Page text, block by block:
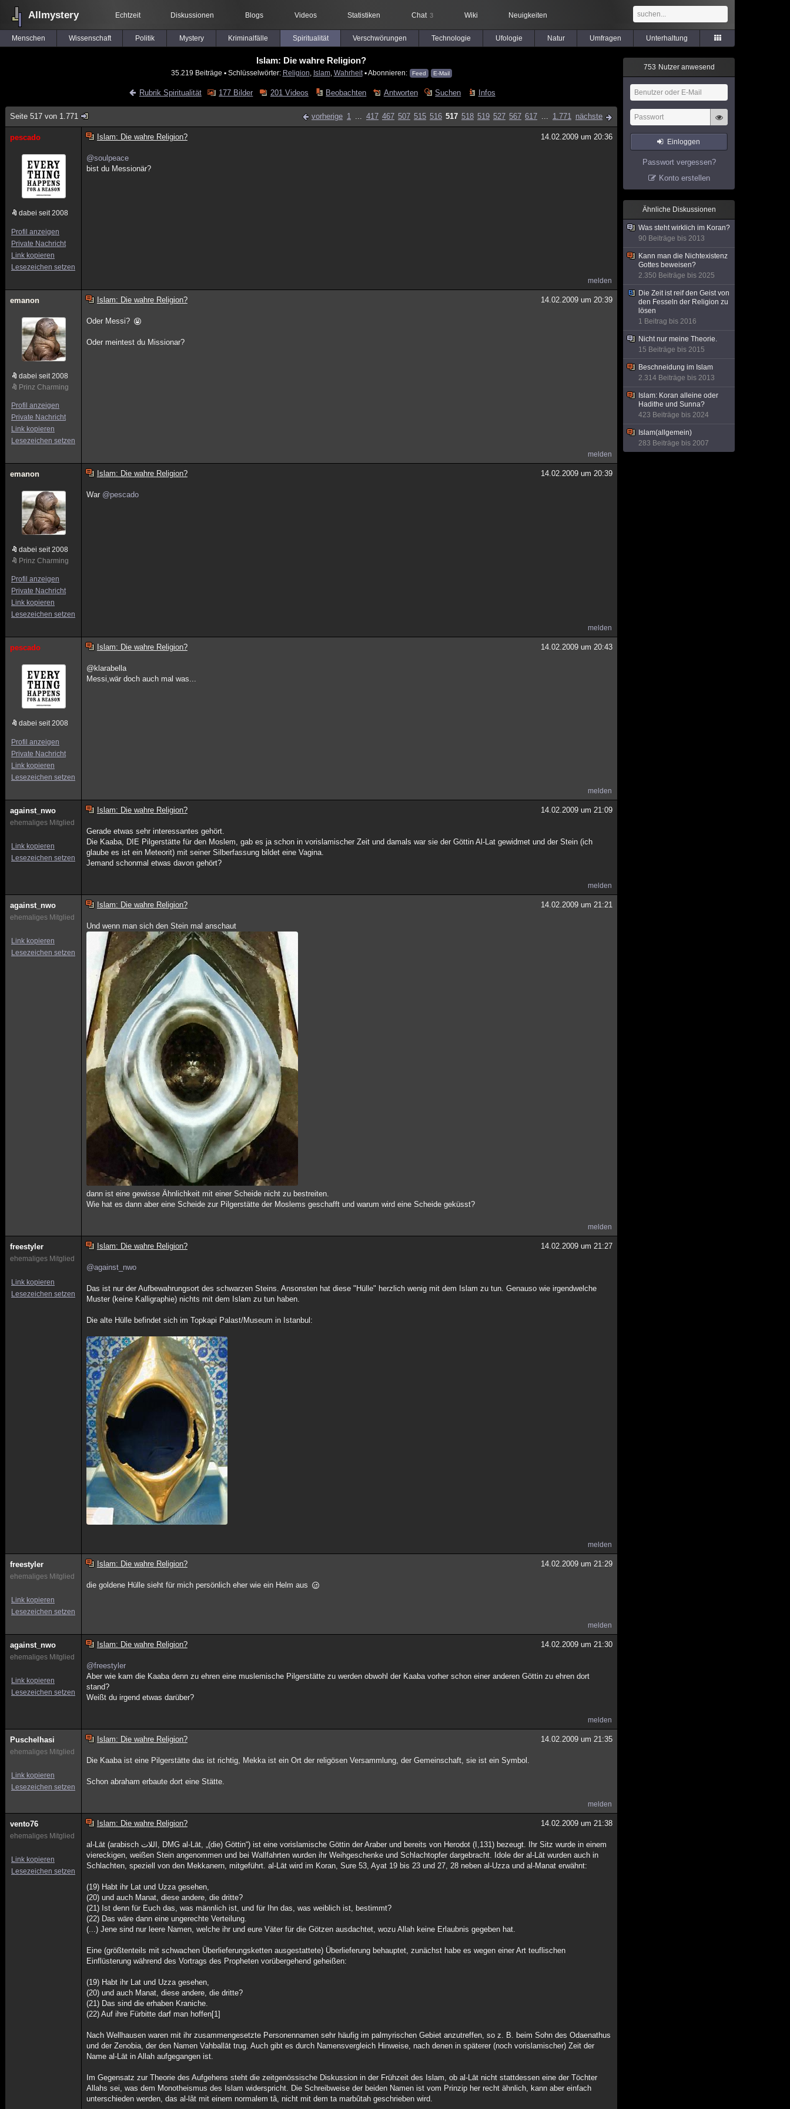
Allmystery Echtzeit Diskussionen Blogs Videos Statistiken Chat 3 Wiki Neuigkeiten
Menschen Wissenschaft Politik Mystery Kriminalfälle Spiritualität Verschwörungen Technologie Ufologie Natur Umfragen Unterhaltung
Islam: Die wahre Religion?
35.219 Beiträge ▪ Schlüsselwörter: Religion Islam, Wahrheit▪ Abonnieren: Feed E-Mail
Rubrik Spiritualität 177 Bilder 201 Videos Beobachten Antworten Suchen Infos
Seite 517 von 1.771 vorherige 1 ... 417 467 507 515 516 517 518 519 527 567 617 ... 1.771 nächste
pescado
dabei seit 2008
Profil anzeigen
Private Nachricht
Link kopieren
Lesezeichen setzen
Islam: Die wahre Religion? 14.02.2009 um 20:36
@soulpeace
bist du Messionär?
melden
emanon
dabei seit 2008
Prinz Charming
Profil anzeigen
Private Nachricht
Link kopieren
Lesezeichen setzen
Islam: Die wahre Religion? 14.02.2009 um 20:39
Oder Messi?
Oder meintest du Missionar?
melden
emanon
dabei seit 2008
Prinz Charming
Profil anzeigen
Private Nachricht
Link kopieren
Lesezeichen setzen
Islam: Die wahre Religion? 14.02.2009 um 20:39
War @pescado
melden
pescado
dabei seit 2008
Profil anzeigen
Private Nachricht
Link kopieren
Lesezeichen setzen
Islam: Die wahre Religion? 14.02.2009 um 20:43
@klarabella
Messi,wär doch auch mal was...
melden
against_nwo
ehemaliges Mitglied
Link kopieren
Lesezeichen setzen
Islam: Die wahre Religion? 14.02.2009 um 21:09
Gerade etwas sehr interessantes gehört.
Die Kaaba, DIE Pilgerstätte für den Moslem, gab es ja schon in vorislamischer Zeit und damals war sie der Göttin Al-Lat gewidmet und der Stein (ich
glaube es ist ein Meteorit) mit seiner Silberfassung bildet eine Vagina.
Jemand schonmal etwas davon gehört?
melden
against_nwo
ehemaliges Mitglied
Link kopieren
Lesezeichen setzen
Islam: Die wahre Religion? 14.02.2009 um 21:21
Und wenn man sich den Stein mal anschaut
dann ist eine gewisse Ähnlichkeit mit einer Scheide nicht zu bestreiten.
Wie hat es dann aber eine Scheide zur Pilgerstätte der Moslems geschafft und warum wird eine Scheide geküsst?
melden
freestyler
ehemaliges Mitglied
Link kopieren
Lesezeichen setzen
Islam: Die wahre Religion? 14.02.2009 um 21:27
@against_nwo
Das ist nur der Aufbewahrungsort des schwarzen Steins. Ansonsten hat diese "Hülle" herzlich wenig mit dem Islam zu tun. Genauso wie irgendwelche
Muster (keine Kalligraphie) nichts mit dem Islam zu tun haben.
Die alte Hülle befindet sich im Topkapi Palast/Museum in Istanbul:
melden
freestyler
ehemaliges Mitglied
Link kopieren
Lesezeichen setzen
Islam: Die wahre Religion? 14.02.2009 um 21:29
die goldene Hülle sieht für mich persönlich eher wie ein Helm aus
melden
against_nwo
ehemaliges Mitglied
Link kopieren
Lesezeichen setzen
Islam: Die wahre Religion? 14.02.2009 um 21:30
@freestyler
Aber wie kam die Kaaba denn zu ehren eine muslemische Pilgerstätte zu werden obwohl der Kaaba vorher schon einer anderen Göttin zu ehren dort
stand?
Weißt du irgend etwas darüber?
melden
Puschelhasi
ehemaliges Mitglied
Link kopieren
Lesezeichen setzen
Islam: Die wahre Religion? 14.02.2009 um 21:35
Die Kaaba ist eine Pilgerstätte das ist richtig, Mekka ist ein Ort der religösen Versammlung, der Gemeinschaft, sie ist ein Symbol.
Schon abraham erbaute dort eine Stätte.
melden
vento76
ehemaliges Mitglied
Link kopieren
Lesezeichen setzen
Islam: Die wahre Religion? 14.02.2009 um 21:38
al-Lāt (arabisch اللات‎, DMG al-Lāt, „(die) Göttin“) ist eine vorislamische Göttin der Araber und bereits von Herodot (I,131) bezeugt. Ihr Sitz wurde in einem
viereckigen, weißen Stein angenommen und bei Wallfahrten wurden ihr Weihgeschenke und Schlachtopfer dargebracht. Idole der al-Lāt wurden auch in
Schlachten, speziell von den Mekkanern, mitgeführt. al-Lāt wird im Koran, Sure 53, Ayat 19 bis 23 und 27, 28 neben al-Uzza und al-Manat erwähnt:
(19) Habt ihr Lat und Uzza gesehen,
(20) und auch Manat, diese andere, die dritte?
(21) Ist denn für Euch das, was männlich ist, und für Ihn das, was weiblich ist, bestimmt?
(22) Das wäre dann eine ungerechte Verteilung.
(...) Jene sind nur leere Namen, welche ihr und eure Väter für die Götzen ausdachtet, wozu Allah keine Erlaubnis gegeben hat.
Eine (größtenteils mit schwachen Überlieferungsketten ausgestattete) Überlieferung behauptet, zunächst habe es wegen einer Art teuflischen
Einflüsterung während des Vortrags des Propheten vorübergehend geheißen:
(19) Habt ihr Lat und Uzza gesehen,
(20) und auch Manat, diese andere, die dritte?
(21) Das sind die erhaben Kraniche.
(22) Auf ihre Fürbitte darf man hoffen[1]
Nach Wellhausen waren mit ihr zusammengesetzte Personennamen sehr häufig im palmyrischen Gebiet anzutreffen, so z. B. beim Sohn des Odaenathus
und der Zenobia, der den Namen Vahballāt trug. Auch gibt es durch Namensvergleich Hinweise, nach denen in späterer (noch vorislamischer) Zeit der
Name al-Lāt in Allah aufgegangen ist.
Im Gegensatz zur Theorie des Aufgehens steht die zeitgenössische Diskussion in der Frühzeit des Islam, ob al-Lāt nicht stattdessen eine der Töchter
Allahs sei, was dem Monotheismus des Islam widerspricht. Die Schreibweise der beiden Namen ist vom Prinzip her recht ähnlich, kann aber einfach
unterschieden werden, das al-lât mit einem normalem tâ, nicht mit dem ta marbûtah geschrieben wird.
753 Nutzer anwesend
Einloggen
Passwort vergessen?
Konto erstellen
Ähnliche Diskussionen
Was steht wirklich im Koran?
90 Beiträge bis 2013
Kann man die Nichtexistenz
Gottes beweisen?
2.350 Beiträge bis 2025
Die Zeit ist reif den Geist von
den Fesseln der Religion zu
lösen
1 Beitrag bis 2016
Nicht nur meine Theorie.
15 Beiträge bis 2015
Beschneidung im Islam
2.314 Beiträge bis 2013
Islam: Koran alleine oder
Hadithe und Sunna?
423 Beiträge bis 2024
Islam(allgemein)
283 Beiträge bis 2007